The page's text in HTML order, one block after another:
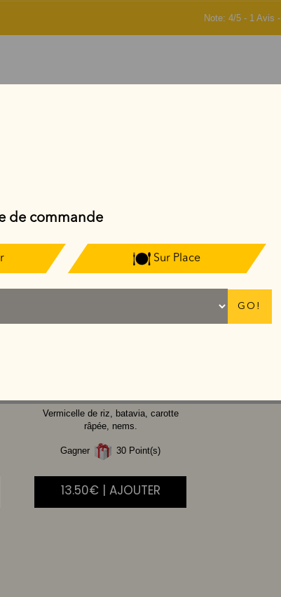
Note: 4/5 - 1 Avis -
Vermicelle de riz, batavia, carotte
râpée, nems.
Gagner 30 Point(s)
13.50€ | AJOUTER